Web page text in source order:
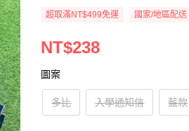
超取滿NT$499免運 國家/地區配送
NT$238
圖案
多比 入學通知信 藍款